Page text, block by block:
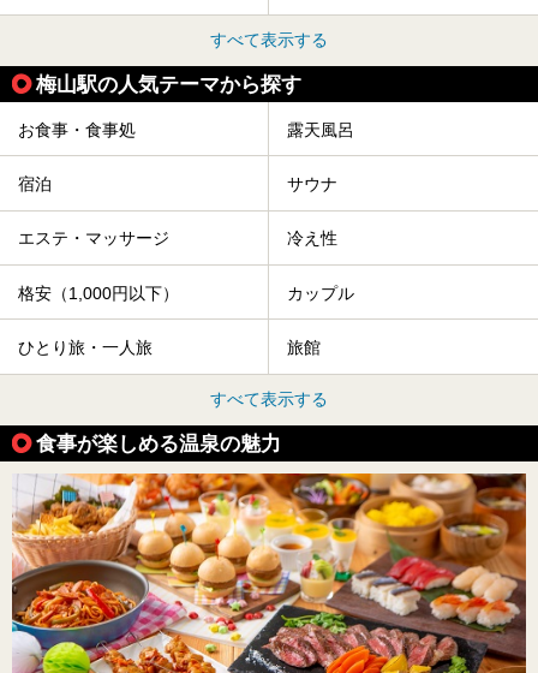
すべて表示する
梅山駅の人気テーマから探す
お食事・食事処 露天風呂
宿泊 サウナ
エステ・マッサージ 冷え性
格安（1,000円以下） カップル
ひとり旅・一人旅 旅館
すべて表示する
食事が楽しめる温泉の魅力